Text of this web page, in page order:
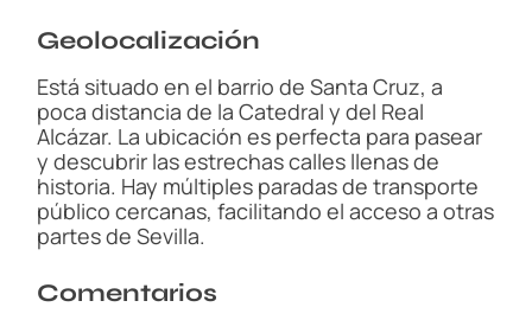
Geolocalización
Está situado en el barrio de Santa Cruz, a
poca distancia de la Catedral y del Real
Alcázar. La ubicación es perfecta para pasear
y descubrir las estrechas calles llenas de
historia. Hay múltiples paradas de transporte
público cercanas, facilitando el acceso a otras
partes de Sevilla.
Comentarios